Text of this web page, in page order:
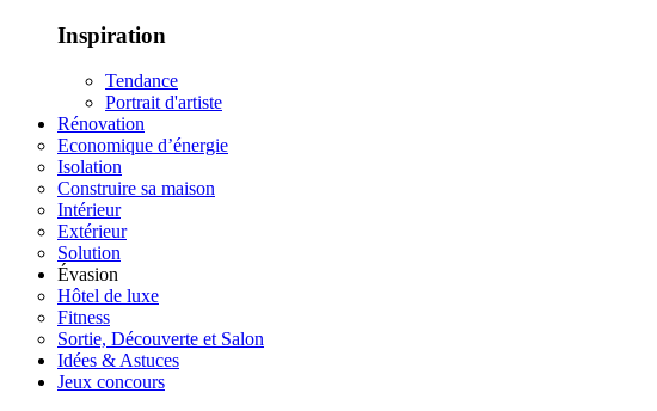
Inspiration
Tendance
Portrait d'artiste
Rénovation
Economique d’énergie
Isolation
Construire sa maison
Intérieur
Extérieur
Solution
Évasion
Hôtel de luxe
Fitness
Sortie, Découverte et Salon
Idées & Astuces
Jeux concours